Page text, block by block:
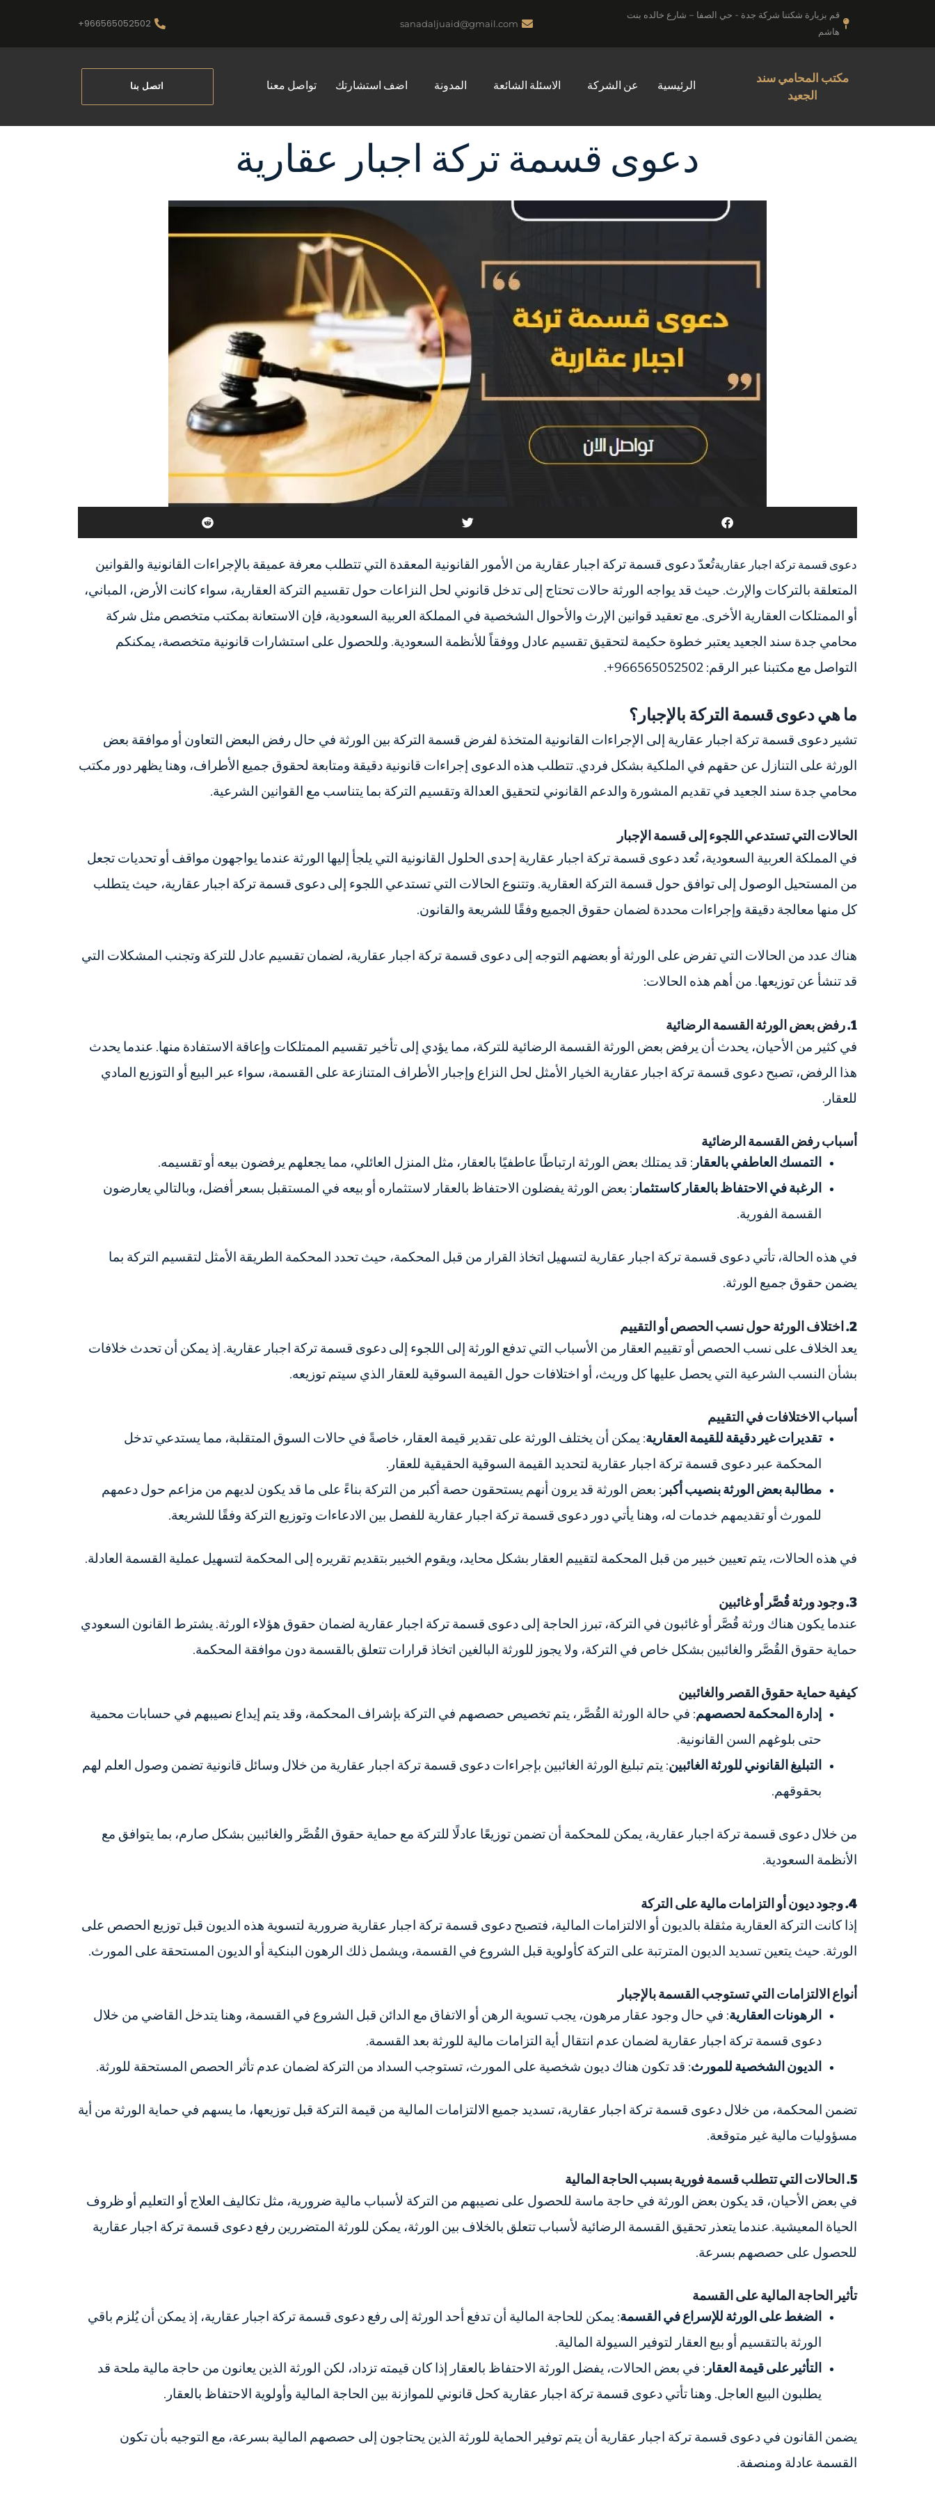
قم بزيارة شكتنا شركة جدة - حي الصفا – شارع خالده بنت
هاشم
sanadaljuaid@gmail.com
966565052502+
مكتب المحامي سند
الجعيد
الرئيسية عن الشركة الاسئلة الشائعة المدونة اضف استشارتك تواصل معنا اتصل بنا
دعوى قسمة تركة اجبار عقارية
دعوى قسمة تركة اجبار عقاريةتُعدّ دعوى قسمة تركة اجبار عقارية من الأمور القانونية المعقدة التي تتطلب معرفة عميقة بالإجراءات القانونية والقوانين
المتعلقة بالتركات والإرث. حيث قد يواجه الورثة حالات تحتاج إلى تدخل قانوني لحل النزاعات حول تقسيم التركة العقارية، سواء كانت الأرض، المباني،
أو الممتلكات العقارية الأخرى. مع تعقيد قوانين الإرث والأحوال الشخصية في المملكة العربية السعودية، فإن الاستعانة بمكتب متخصص مثل شركة
محامي جدة سند الجعيد يعتبر خطوة حكيمة لتحقيق تقسيم عادل ووفقاً للأنظمة السعودية. وللحصول على استشارات قانونية متخصصة، يمكنكم
التواصل مع مكتبنا عبر الرقم: 966565052502+.
ما هي دعوى قسمة التركة بالإجبار؟
تشير دعوى قسمة تركة اجبار عقارية إلى الإجراءات القانونية المتخذة لفرض قسمة التركة بين الورثة في حال رفض البعض التعاون أو موافقة بعض
الورثة على التنازل عن حقهم في الملكية بشكل فردي. تتطلب هذه الدعوى إجراءات قانونية دقيقة ومتابعة لحقوق جميع الأطراف، وهنا يظهر دور مكتب
محامي جدة سند الجعيد في تقديم المشورة والدعم القانوني لتحقيق العدالة وتقسيم التركة بما يتناسب مع القوانين الشرعية.
الحالات التي تستدعي اللجوء إلى قسمة الإجبار
في المملكة العربية السعودية، تُعد دعوى قسمة تركة اجبار عقارية إحدى الحلول القانونية التي يلجأ إليها الورثة عندما يواجهون مواقف أو تحديات تجعل
من المستحيل الوصول إلى توافق حول قسمة التركة العقارية. وتتنوع الحالات التي تستدعي اللجوء إلى دعوى قسمة تركة اجبار عقارية، حيث يتطلب
كل منها معالجة دقيقة وإجراءات محددة لضمان حقوق الجميع وفقًا للشريعة والقانون.
هناك عدد من الحالات التي تفرض على الورثة أو بعضهم التوجه إلى دعوى قسمة تركة اجبار عقارية، لضمان تقسيم عادل للتركة وتجنب المشكلات التي
قد تنشأ عن توزيعها. من أهم هذه الحالات:
1. رفض بعض الورثة القسمة الرضائية
في كثير من الأحيان، يحدث أن يرفض بعض الورثة القسمة الرضائية للتركة، مما يؤدي إلى تأخير تقسيم الممتلكات وإعاقة الاستفادة منها. عندما يحدث
هذا الرفض، تصبح دعوى قسمة تركة اجبار عقارية الخيار الأمثل لحل النزاع وإجبار الأطراف المتنازعة على القسمة، سواء عبر البيع أو التوزيع المادي
للعقار.
أسباب رفض القسمة الرضائية
التمسك العاطفي بالعقار : قد يمتلك بعض الورثة ارتباطًا عاطفيًا بالعقار، مثل المنزل العائلي، مما يجعلهم يرفضون بيعه أو تقسيمه.
الرغبة في الاحتفاظ بالعقار كاستثمار : بعض الورثة يفضلون الاحتفاظ بالعقار لاستثماره أو بيعه في المستقبل بسعر أفضل، وبالتالي يعارضون
القسمة الفورية.
في هذه الحالة، تأتي دعوى قسمة تركة اجبار عقارية لتسهيل اتخاذ القرار من قبل المحكمة، حيث تحدد المحكمة الطريقة الأمثل لتقسيم التركة بما
يضمن حقوق جميع الورثة.
2. اختلاف الورثة حول نسب الحصص أو التقييم
يعد الخلاف على نسب الحصص أو تقييم العقار من الأسباب التي تدفع الورثة إلى اللجوء إلى دعوى قسمة تركة اجبار عقارية. إذ يمكن أن تحدث خلافات
بشأن النسب الشرعية التي يحصل عليها كل وريث، أو اختلافات حول القيمة السوقية للعقار الذي سيتم توزيعه.
أسباب الاختلافات في التقييم
تقديرات غير دقيقة للقيمة العقارية: يمكن أن يختلف الورثة على تقدير قيمة العقار، خاصةً في حالات السوق المتقلبة، مما يستدعي تدخل
المحكمة عبر دعوى قسمة تركة اجبار عقارية لتحديد القيمة السوقية الحقيقية للعقار.
مطالبة بعض الورثة بنصيب أكبر : بعض الورثة قد يرون أنهم يستحقون حصة أكبر من التركة بناءً على ما قد يكون لديهم من مزاعم حول دعمهم
للمورث أو تقديمهم خدمات له، وهنا يأتي دور دعوى قسمة تركة اجبار عقارية للفصل بين الادعاءات وتوزيع التركة وفقًا للشريعة.
في هذه الحالات، يتم تعيين خبير من قبل المحكمة لتقييم العقار بشكل محايد، ويقوم الخبير بتقديم تقريره إلى المحكمة لتسهيل عملية القسمة العادلة.
3. وجود ورثة قُصَّر أو غائبين
عندما يكون هناك ورثة قُصَّر أو غائبون في التركة، تبرز الحاجة إلى دعوى قسمة تركة اجبار عقارية لضمان حقوق هؤلاء الورثة. يشترط القانون السعودي
حماية حقوق القُصَّر والغائبين بشكل خاص في التركة، ولا يجوز للورثة البالغين اتخاذ قرارات تتعلق بالقسمة دون موافقة المحكمة.
كيفية حماية حقوق القصر والغائبين
إدارة المحكمة لحصصهم: في حالة الورثة القُصَّر، يتم تخصيص حصصهم في التركة بإشراف المحكمة، وقد يتم إيداع نصيبهم في حسابات محمية
حتى بلوغهم السن القانونية.
التبليغ القانوني للورثة الغائبين: يتم تبليغ الورثة الغائبين بإجراءات دعوى قسمة تركة اجبار عقارية من خلال وسائل قانونية تضمن وصول العلم لهم
بحقوقهم.
من خلال دعوى قسمة تركة اجبار عقارية، يمكن للمحكمة أن تضمن توزيعًا عادلًا للتركة مع حماية حقوق القُصَّر والغائبين بشكل صارم، بما يتوافق مع
الأنظمة السعودية.
4. وجود ديون أو التزامات مالية على التركة
إذا كانت التركة العقارية مثقلة بالديون أو الالتزامات المالية، فتصبح دعوى قسمة تركة اجبار عقارية ضرورية لتسوية هذه الديون قبل توزيع الحصص على
الورثة. حيث يتعين تسديد الديون المترتبة على التركة كأولوية قبل الشروع في القسمة، ويشمل ذلك الرهون البنكية أو الديون المستحقة على المورث.
أنواع الالتزامات التي تستوجب القسمة بالإجبار
الرهونات العقارية: في حال وجود عقار مرهون، يجب تسوية الرهن أو الاتفاق مع الدائن قبل الشروع في القسمة، وهنا يتدخل القاضي من خلال
دعوى قسمة تركة اجبار عقارية لضمان عدم انتقال أية التزامات مالية للورثة بعد القسمة.
الديون الشخصية للمورث: قد تكون هناك ديون شخصية على المورث، تستوجب السداد من التركة لضمان عدم تأثر الحصص المستحقة للورثة.
تضمن المحكمة، من خلال دعوى قسمة تركة اجبار عقارية، تسديد جميع الالتزامات المالية من قيمة التركة قبل توزيعها، ما يسهم في حماية الورثة من أية
مسؤوليات مالية غير متوقعة.
5. الحالات التي تتطلب قسمة فورية بسبب الحاجة المالية
في بعض الأحيان، قد يكون بعض الورثة في حاجة ماسة للحصول على نصيبهم من التركة لأسباب مالية ضرورية، مثل تكاليف العلاج أو التعليم أو ظروف
الحياة المعيشية. عندما يتعذر تحقيق القسمة الرضائية لأسباب تتعلق بالخلاف بين الورثة، يمكن للورثة المتضررين رفع دعوى قسمة تركة اجبار عقارية
للحصول على حصصهم بسرعة.
تأثير الحاجة المالية على القسمة
الضغط على الورثة للإسراع في القسمة: يمكن للحاجة المالية أن تدفع أحد الورثة إلى رفع دعوى قسمة تركة اجبار عقارية، إذ يمكن أن يُلزم باقي
الورثة بالتقسيم أو بيع العقار لتوفير السيولة المالية.
التأثير على قيمة العقار : في بعض الحالات، يفضل الورثة الاحتفاظ بالعقار إذا كان قيمته تزداد، لكن الورثة الذين يعانون من حاجة مالية ملحة قد
يطلبون البيع العاجل. وهنا تأتي دعوى قسمة تركة اجبار عقارية كحل قانوني للموازنة بين الحاجة المالية وأولوية الاحتفاظ بالعقار.
يضمن القانون في دعوى قسمة تركة اجبار عقارية أن يتم توفير الحماية للورثة الذين يحتاجون إلى حصصهم المالية بسرعة، مع التوجيه بأن تكون
القسمة عادلة ومنصفة.